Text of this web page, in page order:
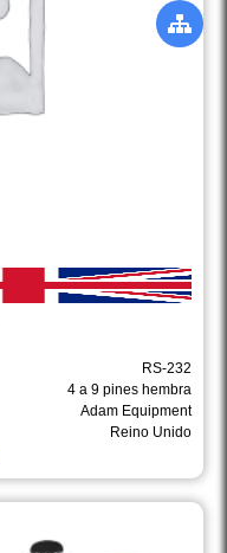
RS-232
4 a 9 pines hembra
Adam Equipment
Reino Unido